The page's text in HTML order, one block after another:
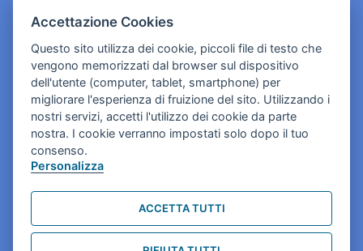
Cookies e informativa privacy
Accettazione Cookies
Questo sito utilizza dei cookie, piccoli file di testo che
vengono memorizzati dal browser sul dispositivo
dell'utente (computer, tablet, smartphone) per
migliorare l'esperienza di fruizione del sito. Utilizzando i
nostri servizi, accetti l'utilizzo dei cookie da parte
nostra. I cookie verranno impostati solo dopo il tuo
consenso.
Personalizza
ACCETTA TUTTI